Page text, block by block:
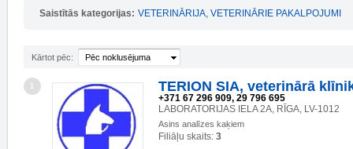
Saistītās kategorijas: VETERINĀRIJA, VETERINĀRIE PAKALPOJUMI
Kārtot pēc: Pēc noklusējuma
1 TERION SIA, veterinārā
+371 67 296 909, 29 796 695
LABORATORIJAS IELA 2A, RĪGA, LV-1012
Asins analīzes kaķiem
Filiāļu skaits: 3